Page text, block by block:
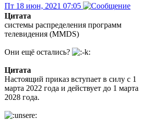
Пт 18 июн, 2021 07:05
Цитата
системы распределения программ
телевидения (MMDS)
Они ещё остались?
Цитата
Настоящий приказ вступает в силу с 1
марта 2022 года и действует ‎до 1 марта
2028 года.